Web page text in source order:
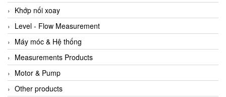
Khớp nối xoay
Level - Flow Measurement
Máy móc & Hệ thống
Measurements Products
Motor & Pump
Other products